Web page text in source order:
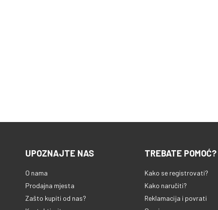
UPOZNAJTE NAS
O nama
Prodajna mjesta
Zašto kupiti od nas?
TREBATE POMOĆ?
Kako se registrovati?
Kako naručiti?
Reklamacija i povrati